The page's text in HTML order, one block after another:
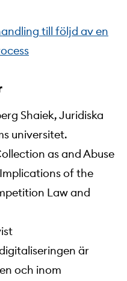
till följd av en
Shaiek, Juridiska
universitet.
as and Abuse
of the
Law and
är
och inom